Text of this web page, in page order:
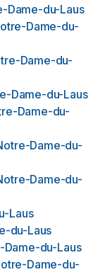
Dame-du-Laus
Dame-du-
Dame-du-
Dame-du-Laus
Dame-du-
Dame-du-
Dame-du-
Laus
du-Laus
Dame-du-Laus
Dame-du-